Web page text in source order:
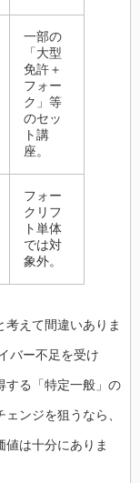
一部の
「大型
免許＋
フォー
ク」等
のセッ
ト講
座。
フォー
クリフ
ト単体
では対
象外。
えて間違いありま
バー不足を受け
する「特定一般」の
ンジを狙うなら、
は十分にありま